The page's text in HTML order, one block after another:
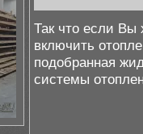
Так что если Вы
включить
подобранная
системы